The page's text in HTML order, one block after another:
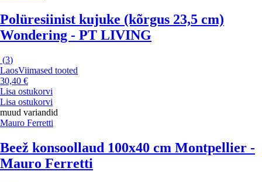
Polüresiinist kujuke (kõrgus 23,5 cm)
Wondering - PT LIVING
(3)
LaosViimased tooted
30,40 €
Lisa ostukorvi
Lisa ostukorvi
muud variandid
Mauro Ferretti
Beež konsoollaud 100x40 cm Montpellier -
Mauro Ferretti